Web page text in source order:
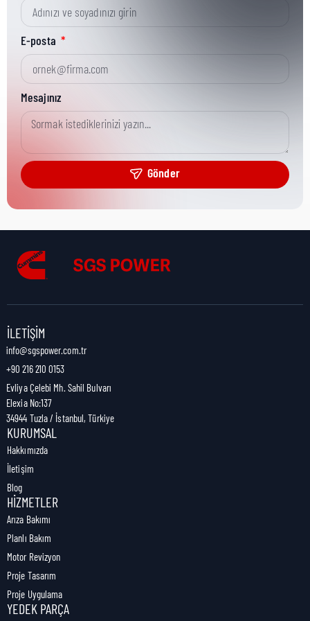
Kısa Parça No:
Ürün Grubu:
Ürün Kategorisi:
Nakliye Yüksekliği:
Nakliye Uzunluğu:
Nakliye Ağırlığı:
E-posta
Mesajınız
Gönder
İLETIŞIM
info@sgspower.com.tr
+90 216 210 0153
Evliya Çelebi Mh. Sahil Bulvarı
Elexia No:137
34944 Tuzla / İstanbul, Türkiye
KURUMSAL
Hakkımızda
İletişim
Blog
HIZMETLER
Arıza Bakımı
Planlı Bakım
Motor Revizyon
Proje Tasarım
Proje Uygulama
YEDEK PARÇA